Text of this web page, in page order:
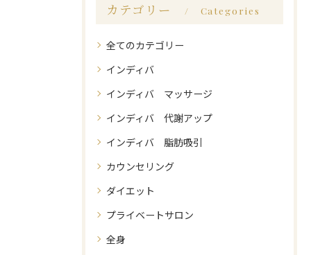
カテゴリー Categories
全てのカテゴリー
インディバ
インディバ マッサージ
インディバ 代謝アップ
インディバ 脂肪吸引
カウンセリング
ダイエット
プライベートサロン
全身